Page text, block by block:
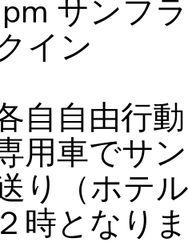
サンフ
イン
自自由行動
用車でサ
り（ホテ
時となり